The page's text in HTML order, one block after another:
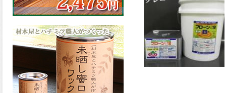
が新しく販売開始致しまし
た。ご購入はこちらから。
2026.03.06
ファインウレタンの使いやす
さで、低汚染形。塗料用シン
ナーで希釈できる、使いやす
さを追求したウレタン樹脂エ
ナメル、低汚染形ファインウ
レタンU100が新しく販売開始